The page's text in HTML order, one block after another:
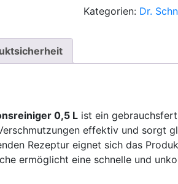
Plexifee
L
Kategorien: Dr.
0,5 L ist ein
effektiv und sorgt
Rezeptur eignet sich das
ermöglicht eine schnelle und